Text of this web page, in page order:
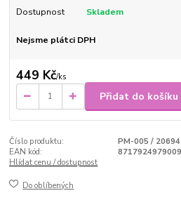
Dostupnost Skladem
Nejsme plátci DPH
449 Kč/ks
Přidat do košíku
Číslo produktu:
PM-005 / 20694
EAN kód:
8717924979009
Hlídat cenu / dostupnost
Do oblíbených